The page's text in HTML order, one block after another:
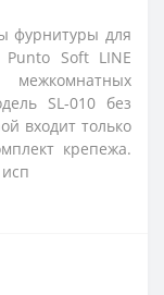
фурнитуры для
Soft LINE
SL-010 без
входит только
крепежа.